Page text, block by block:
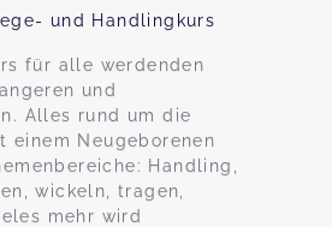
und Handlingkurs
für alle werdenden
und
Alles rund um die
einem Neugeborenen
Handling,
wickeln, tragen,
mehr wird